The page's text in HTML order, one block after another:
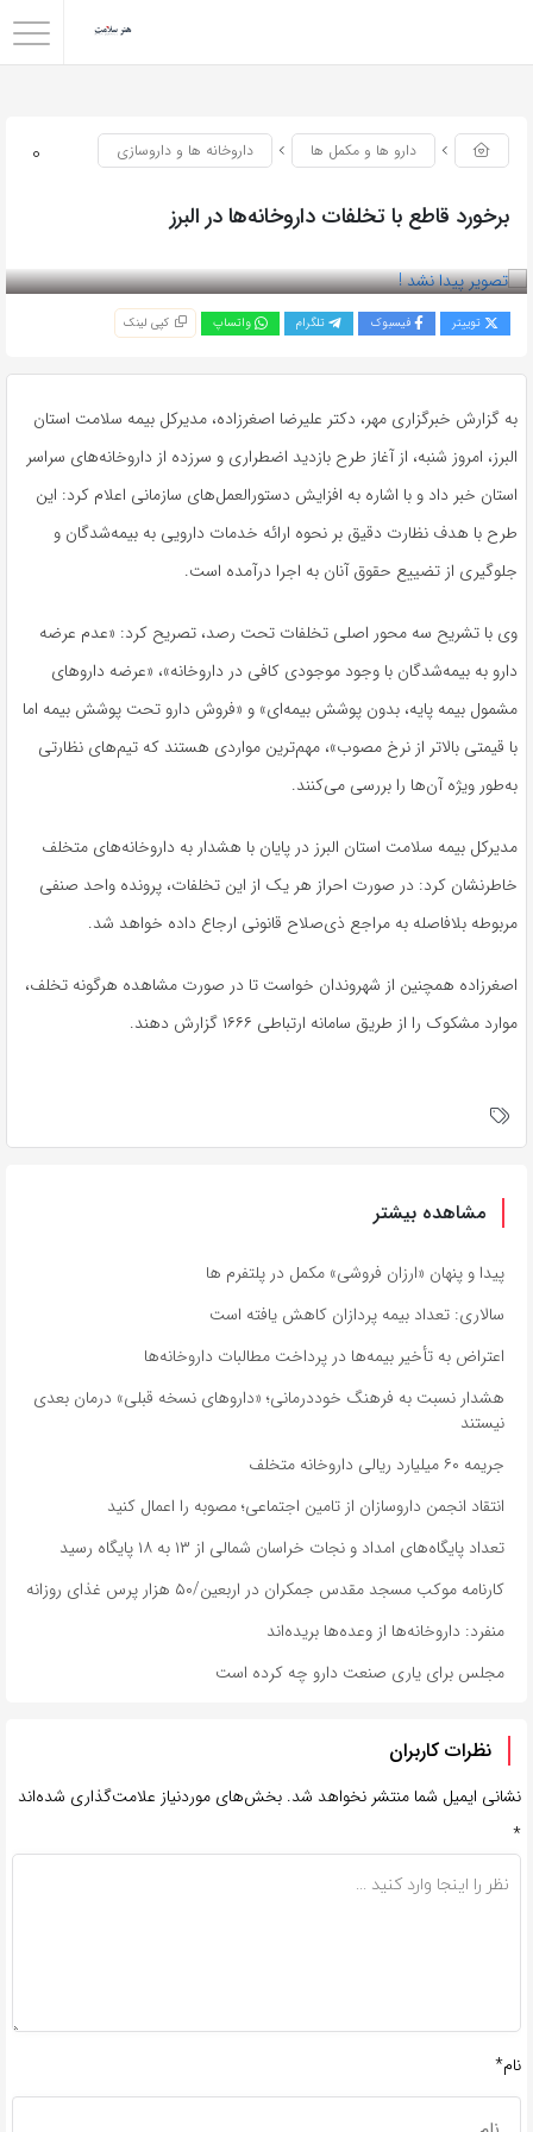
0 دارو ها و مکمل ها داروخانه ها و داروسازی
برخورد قاطع با تخلفات داروخانه‌ها در البرز
توییتر فیسبوک تلگرام واتساپ کپی لینک
به گزارش خبرگزاری مهر، دکتر علیرضا اصغرزاده، مدیرکل بیمه سلامت استان
البرز، امروز شنبه، از آغاز طرح بازدید اضطراری و سرزده از داروخانه‌های سراسر
استان خبر داد و با اشاره به افزایش دستورالعمل‌های سازمانی اعلام کرد: این
طرح با هدف نظارت دقیق بر نحوه ارائه خدمات دارویی به بیمه‌شدگان و
جلوگیری از تضییع حقوق آنان به اجرا درآمده است.
وی با تشریح سه محور اصلی تخلفات تحت رصد، تصریح کرد: «عدم عرضه
دارو به بیمه‌شدگان با وجود موجودی کافی در داروخانه»، «عرضه داروهای
مشمول بیمه پایه، بدون پوشش بیمه‌ای» و «فروش دارو تحت پوشش بیمه اما
با قیمتی بالاتر از نرخ مصوب»، مهم‌ترین مواردی هستند که تیم‌های نظارتی
به‌طور ویژه آن‌ها را بررسی می‌کنند.
مدیرکل بیمه سلامت استان البرز در پایان با هشدار به داروخانه‌های متخلف
خاطرنشان کرد: در صورت احراز هر یک از این تخلفات، پرونده واحد صنفی
مربوطه بلافاصله به مراجع ذی‌صلاح قانونی ارجاع داده خواهد شد.
اصغرزاده همچنین از شهروندان خواست تا در صورت مشاهده هرگونه تخلف،
موارد مشکوک را از طریق سامانه ارتباطی ۱۶۶۶ گزارش دهند.
مشاهده بیشتر
پیدا و پنهان «ارزان فروشی» مکمل در پلتفرم ها
سالاری: تعداد بیمه پردازان کاهش یافته است
اعتراض به تأخیر بیمه‌ها در پرداخت مطالبات داروخانه‌ها
هشدار نسبت به فرهنگ خوددرمانی؛ «داروهای نسخه قبلی» درمان بعدی
نیستند
جریمه ۶۰ میلیارد ریالی داروخانه متخلف
انتقاد انجمن داروسازان از تامین اجتماعی؛ مصوبه را اعمال کنید
تعداد پایگاه‌های امداد و نجات خراسان شمالی از ۱۳ به ۱۸ پایگاه رسید
کارنامه موکب مسجد مقدس جمکران در اربعین/۵۰ هزار پرس غذای روزانه
منفرد: داروخانه‌ها از وعده‌ها بریده‌اند
مجلس برای یاری صنعت دارو چه کرده است
نظرات کاربران
نشانی ایمیل شما منتشر نخواهد شد. بخش‌های موردنیاز علامت‌گذاری شده‌اند
*
نام*